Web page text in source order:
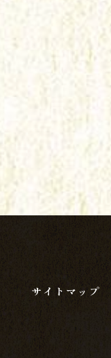
サイトマップ